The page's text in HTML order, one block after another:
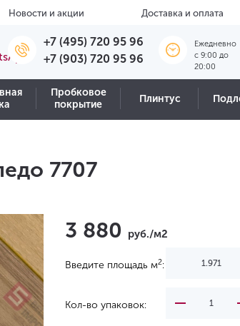
Новости и акции Доставка и оплата
+7 (495) 720 95 96
+7 (903) 720 95 96
Ежедневно
c 9:00 до
20:00
Пробковое
покрытие
Плинтус
7707
3 880 руб./м2
Введите площадь м2:
Кол-во упаковок: